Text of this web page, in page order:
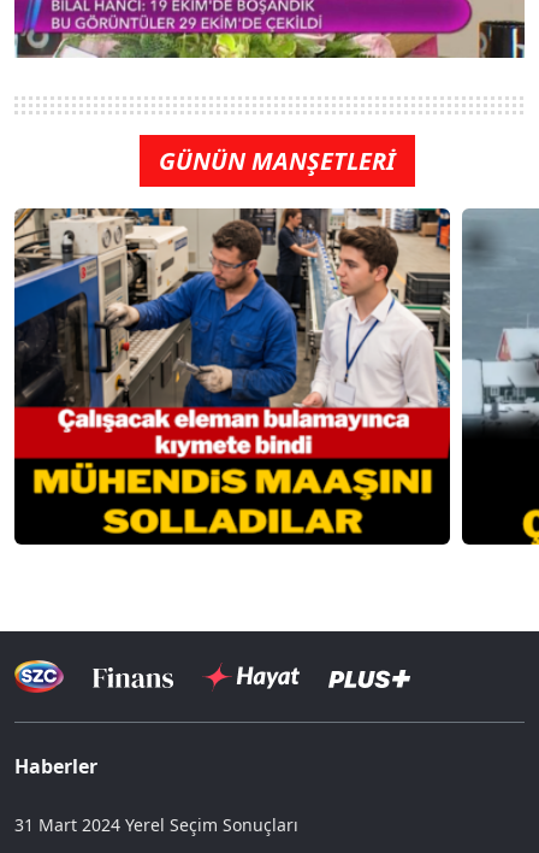
GÜNÜN MANŞETLERİ
Haberler
31 Mart 2024 Yerel Seçim Sonuçları